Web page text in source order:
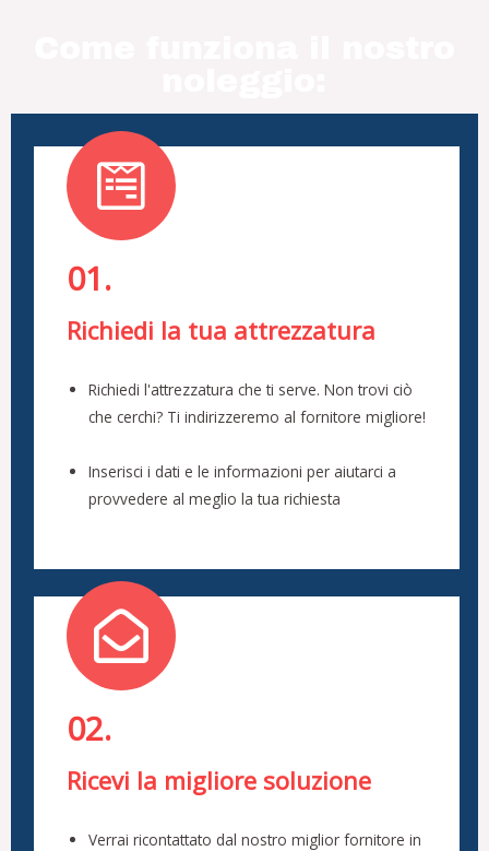
01.
Richiedi la tua attrezzatura
Richiedi l'attrezzatura che ti serve. Non trovi ciò
che cerchi? Ti indirizzeremo al fornitore migliore!
Inserisci i dati e le informazioni per aiutarci a
provvedere al meglio la tua richiesta
02.
Ricevi la migliore soluzione
Verrai ricontattato dal nostro miglior fornitore in